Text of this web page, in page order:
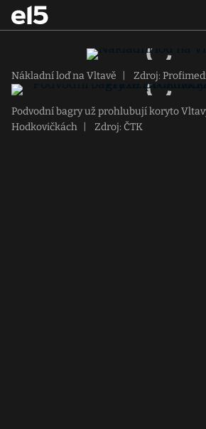
Nákladní loď na Vltavě Zdroj:
Podvodní bagry už prohlubují koryto
Hodkovičkách
Zdroj: ČTK